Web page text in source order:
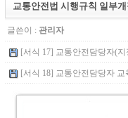
교통안전법 시행규칙 일부
글쓴이 : 관리자
[서식 17] 교통안전담당자(
[서식 18] 교통안전담당자 교